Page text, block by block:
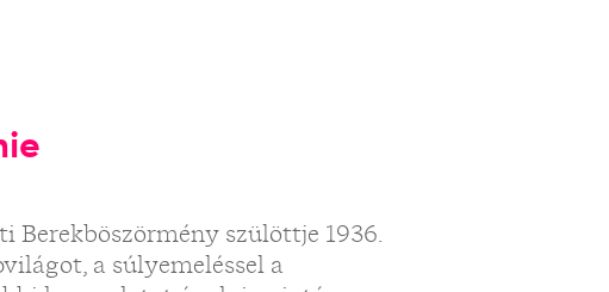
szülöttje 1936.
a súlyemeléssel a